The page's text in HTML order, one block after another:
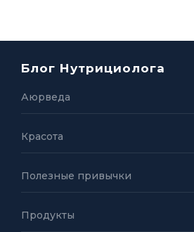
Блог Нутрициолога
Аюрведа
Красота
Полезные привычки
Продукты